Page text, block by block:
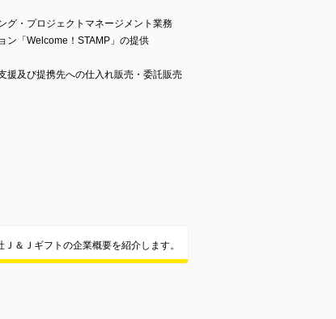
グ・プロジェクトマネージメント業務
ン「Welcome！STAMP」の提供
援及び提携先への仕入れ販売・委託販売
Ｊ＆Ｊギフトの企業概要を紹介します。